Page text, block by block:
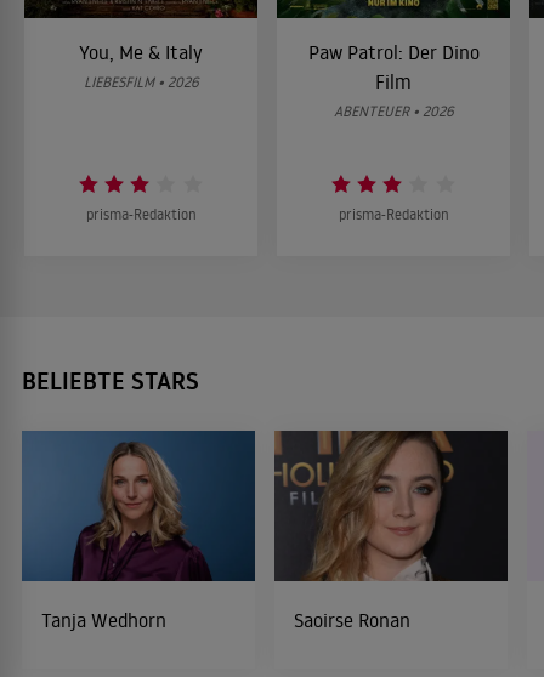
You, Me & Italy
LIEBESFILM • 2026
prisma-Redaktion
Paw Patrol: Der Dino
Film
ABENTEUER • 2026
prisma-Redaktion
BELIEBTE STARS
Tanja Wedhorn Saoirse Ronan